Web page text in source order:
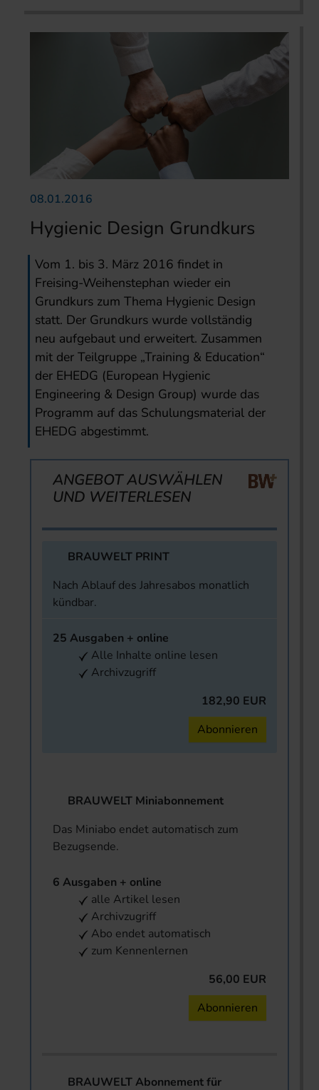
08.01.2016
Hygienic Design Grundkurs
Vom 1. bis 3. März 2016 findet in
Freising-Weihenstephan wieder ein
Grundkurs zum Thema Hygienic Design
statt. Der Grundkurs wurde vollständig
neu aufgebaut und erweitert. Zusammen
mit der Teilgruppe „Training & Education“
der EHEDG (European Hygienic
Engineering & Design Group) wurde das
Programm auf das Schulungsmaterial der
EHEDG abgestimmt.
ANGEBOT AUSWÄHLEN
UND WEITERLESEN
BRAUWELT PRINT
Nach Ablauf des Jahresabos monatlich
kündbar.
25 Ausgaben + online
Alle Inhalte online lesen
Archivzugriff
182,90 EUR
Abonnieren
BRAUWELT Miniabonnement
Das Miniabo endet automatisch zum
Bezugsende.
6 Ausgaben + online
alle Artikel lesen
Archivzugriff
Abo endet automatisch
zum Kennenlernen
56,00 EUR
Abonnieren
BRAUWELT Abonnement für